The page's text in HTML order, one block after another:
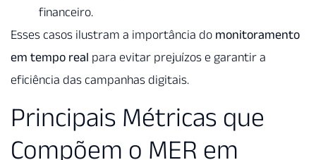
financeiro.
Esses casos ilustram a importância do monitoramento
em tempo real para evitar prejuízos e garantir a
eficiência das campanhas digitais.
Principais Métricas que
Compõem o MER em